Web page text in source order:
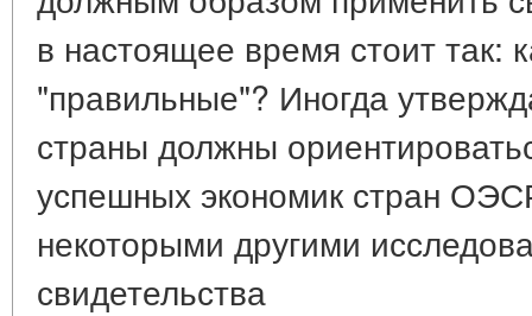
в настоящее время стоит так:
"правильные"? Иногда
страны должны
успешных экономик стран
некоторыми другими
свидетельства